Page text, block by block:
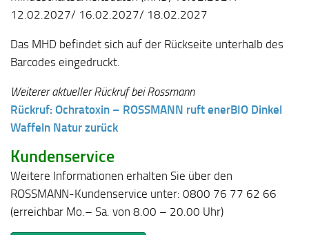
12.02.2027/ 16.02.2027/ 18.02.2027
Das MHD befindet sich auf der Rückseite unterhalb des
Barcodes eingedruckt.
Weiterer aktueller Rückruf bei Rossmann
Rückruf: Ochratoxin – ROSSMANN ruft enerBIO Dinkel
Waffeln Natur zurück
Kundenservice
Weitere Informationen erhalten Sie über den
ROSSMANN-Kundenservice unter: 0800 76 77 62 66
(erreichbar Mo.– Sa. von 8.00 – 20.00 Uhr)